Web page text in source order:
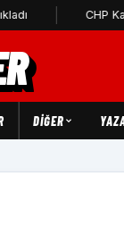
CHP Karşıyaka
DIĞER